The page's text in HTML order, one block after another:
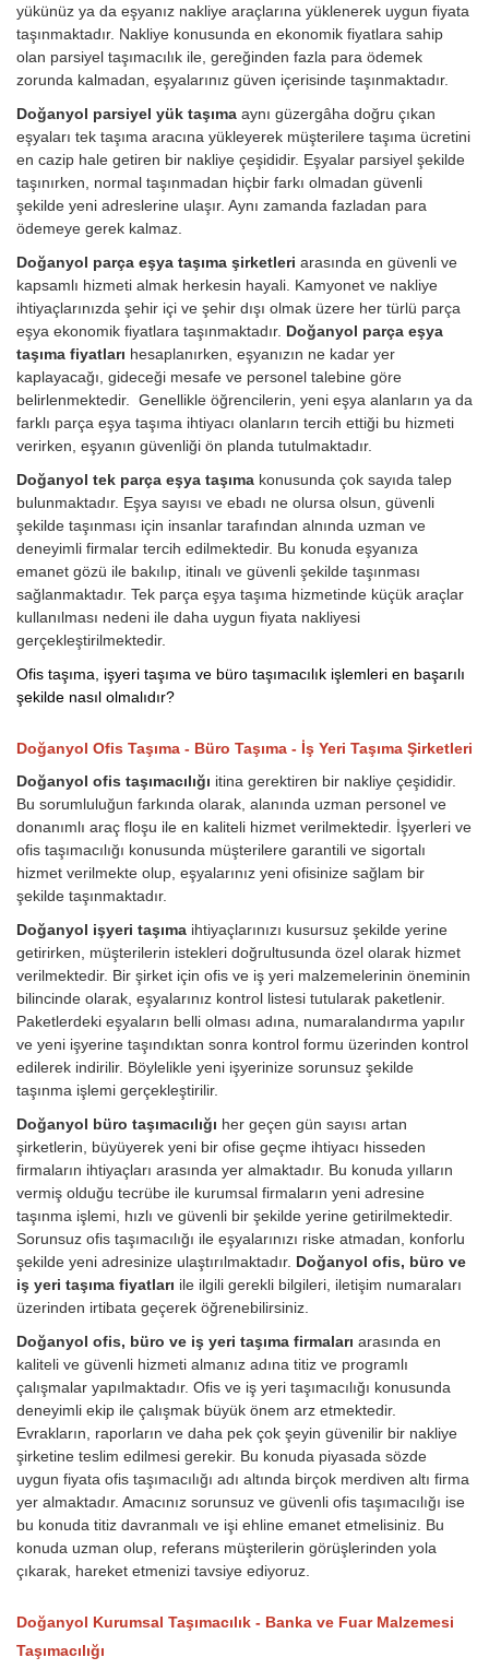
yükünüz ya da eşyanız nakliye araçlarına yüklenerek uygun fiyata
taşınmaktadır. Nakliye konusunda en ekonomik fiyatlara sahip
olan parsiyel taşımacılık ile, gereğinden fazla para ödemek
zorunda kalmadan, eşyalarınız güven içerisinde taşınmaktadır.
Doğanyol parsiyel yük taşıma aynı güzergâha doğru çıkan
eşyaları tek taşıma aracına yükleyerek müşterilere taşıma ücretini
en cazip hale getiren bir nakliye çeşididir. Eşyalar parsiyel şekilde
taşınırken, normal taşınmadan hiçbir farkı olmadan güvenli
şekilde yeni adreslerine ulaşır. Aynı zamanda fazladan para
ödemeye gerek kalmaz.
Doğanyol parça eşya taşıma şirketleri arasında en güvenli ve
kapsamlı hizmeti almak herkesin hayali. Kamyonet ve nakliye
ihtiyaçlarınızda şehir içi ve şehir dışı olmak üzere her türlü parça
eşya ekonomik fiyatlara taşınmaktadır. Doğanyol parça eşya
taşıma fiyatları hesaplanırken, eşyanızın ne kadar yer
kaplayacağı, gideceği mesafe ve personel talebine göre
belirlenmektedir. Genellikle öğrencilerin, yeni eşya alanların ya da
farklı parça eşya taşıma ihtiyacı olanların tercih ettiği bu hizmeti
verirken, eşyanın güvenliği ön planda tutulmaktadır.
Doğanyol tek parça eşya taşıma konusunda çok sayıda talep
bulunmaktadır. Eşya sayısı ve ebadı ne olursa olsun, güvenli
şekilde taşınması için insanlar tarafından alnında uzman ve
deneyimli firmalar tercih edilmektedir. Bu konuda eşyanıza
emanet gözü ile bakılıp, itinalı ve güvenli şekilde taşınması
sağlanmaktadır. Tek parça eşya taşıma hizmetinde küçük araçlar
kullanılması nedeni ile daha uygun fiyata nakliyesi
gerçekleştirilmektedir.
Ofis taşıma, işyeri taşıma ve büro taşımacılık işlemleri en başarılı
şekilde nasıl olmalıdır?
Doğanyol Ofis Taşıma - Büro Taşıma - İş Yeri Taşıma Şirketleri
Doğanyol ofis taşımacılığı itina gerektiren bir nakliye çeşididir.
Bu sorumluluğun farkında olarak, alanında uzman personel ve
donanımlı araç floşu ile en kaliteli hizmet verilmektedir. İşyerleri ve
ofis taşımacılığı konusunda müşterilere garantili ve sigortalı
hizmet verilmekte olup, eşyalarınız yeni ofisinize sağlam bir
şekilde taşınmaktadır.
Doğanyol işyeri taşıma ihtiyaçlarınızı kusursuz şekilde yerine
getirirken, müşterilerin istekleri doğrultusunda özel olarak hizmet
verilmektedir. Bir şirket için ofis ve iş yeri malzemelerinin öneminin
bilincinde olarak, eşyalarınız kontrol listesi tutularak paketlenir.
Paketlerdeki eşyaların belli olması adına, numaralandırma yapılır
ve yeni işyerine taşındıktan sonra kontrol formu üzerinden kontrol
edilerek indirilir. Böylelikle yeni işyerinize sorunsuz şekilde
taşınma işlemi gerçekleştirilir.
Doğanyol büro taşımacılığı her geçen gün sayısı artan
şirketlerin, büyüyerek yeni bir ofise geçme ihtiyacı hisseden
firmaların ihtiyaçları arasında yer almaktadır. Bu konuda yılların
vermiş olduğu tecrübe ile kurumsal firmaların yeni adresine
taşınma işlemi, hızlı ve güvenli bir şekilde yerine getirilmektedir.
Sorunsuz ofis taşımacılığı ile eşyalarınızı riske atmadan, konforlu
şekilde yeni adresinize ulaştırılmaktadır. Doğanyol ofis, büro ve
iş yeri taşıma fiyatları ile ilgili gerekli bilgileri, iletişim numaraları
üzerinden irtibata geçerek öğrenebilirsiniz.
Doğanyol ofis, büro ve iş yeri taşıma firmaları arasında en
kaliteli ve güvenli hizmeti almanız adına titiz ve programlı
çalışmalar yapılmaktadır. Ofis ve iş yeri taşımacılığı konusunda
deneyimli ekip ile çalışmak büyük önem arz etmektedir.
Evrakların, raporların ve daha pek çok şeyin güvenilir bir nakliye
şirketine teslim edilmesi gerekir. Bu konuda piyasada sözde
uygun fiyata ofis taşımacılığı adı altında birçok merdiven altı firma
yer almaktadır. Amacınız sorunsuz ve güvenli ofis taşımacılığı ise
bu konuda titiz davranmalı ve işi ehline emanet etmelisiniz. Bu
konuda uzman olup, referans müşterilerin görüşlerinden yola
çıkarak, hareket etmenizi tavsiye ediyoruz.
Doğanyol Kurumsal Taşımacılık - Banka ve Fuar Malzemesi
Taşımacılığı